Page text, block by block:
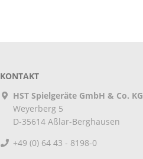
KONTAKT
HST Spielgeräte GmbH & Co. KG
Weyerberg 5
D-35614 Aßlar-Berghausen
+49 (0) 64 43 - 8198-0